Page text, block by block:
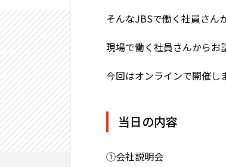
そんなJBSで働く社員さん
現場で働く社員さんからお
今回はオンラインで開催し
当日の内容
①会社説明会